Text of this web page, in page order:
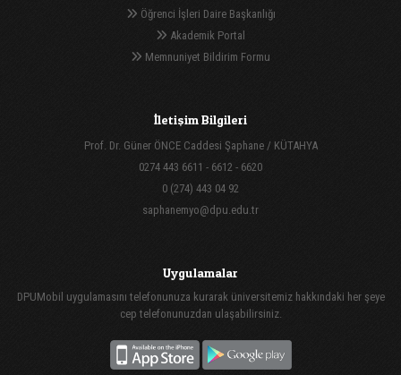
Öğrenci İşleri Daire Başkanlığı
Akademik Portal
Memnuniyet Bildirim Formu
İletişim Bilgileri
Prof. Dr. Güner ÖNCE Caddesi Şaphane / KÜTAHYA
0274 443 6611 - 6612 - 6620
0 (274) 443 04 92
saphanemyo@dpu.edu.tr
Uygulamalar
DPUMobil uygulamasını telefonunuza kurarak üniversitemiz hakkındaki her şeye
cep telefonunuzdan ulaşabilirsiniz.